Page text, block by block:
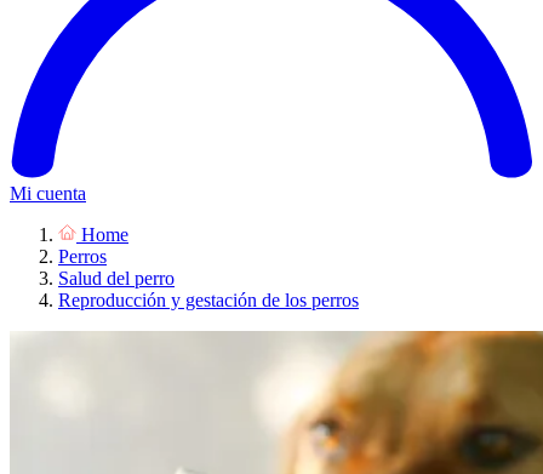
Mi cuenta
Home
Perros
Salud del perro
Reproducción y gestación de los perros